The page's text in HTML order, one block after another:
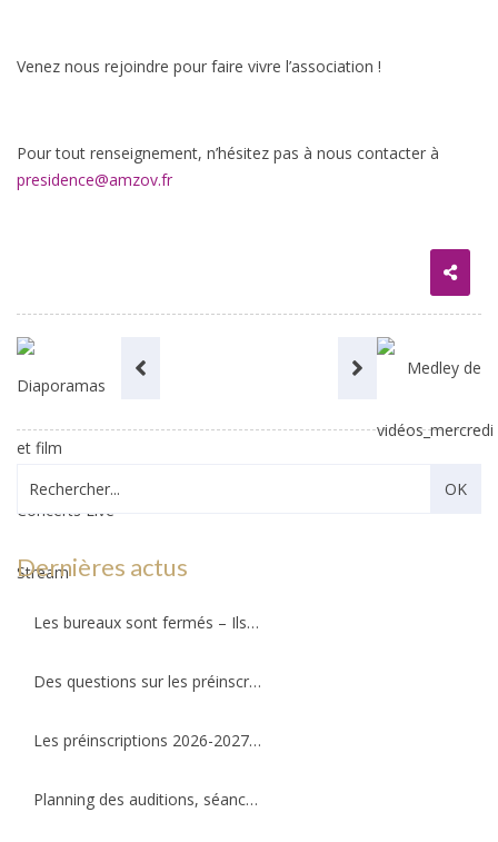
Venez nous rejoindre pour faire vivre l’association !
Pour tout renseignement, n’hésitez pas à nous contacter à
presidence@amzov.fr
Dernières actus
Les bureaux sont fermés – Ils ouvriront au public le mercredi 26 août 2026 !
Des questions sur les préinscriptions ?
Les préinscriptions 2026-2027 ré-ouvriront le 20 août. Il reste quelques places !
Planning des auditions, séances d’essais et permanences professeurs